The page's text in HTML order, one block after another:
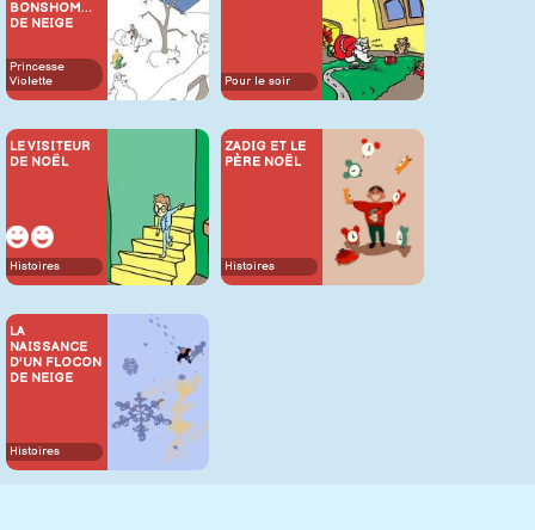
BONSHOMMES
DE NEIGE
Princesse
Violette
Pour le soir
LE VISITEUR
DE NOËL
Histoires
ZADIG ET LE
PÈRE NOËL
Histoires
LA
NAISSANCE
D'UN FLOCON
DE NEIGE
Histoires